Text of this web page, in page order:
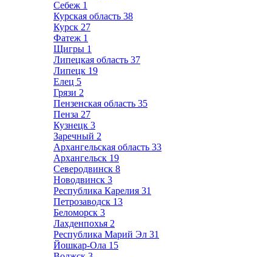
Себеж 1
Курская область 38
Курск 27
Фатеж 1
Щигры 1
Липецкая область 37
Липецк 19
Елец 5
Грязи 2
Пензенская область 35
Пенза 27
Кузнецк 3
Заречный 2
Архангельская область 33
Архангельск 19
Северодвинск 8
Новодвинск 3
Республика Карелия 31
Петрозаводск 13
Беломорск 3
Лахденпохья 2
Республика Марий Эл 31
Йошкар-Ола 15